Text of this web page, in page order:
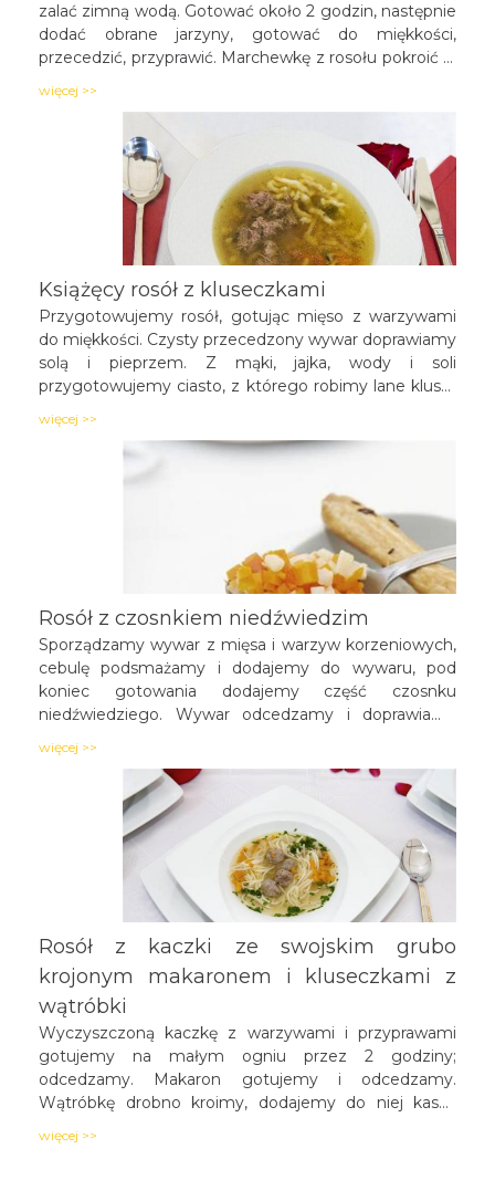
zalać zimną wodą. Gotować około 2 godzin, następnie
dodać obrane jarzyny, gotować do miękkości,
przecedzić, przyprawić. Marchewkę z rosołu pokroić w
pokrojoną zieloną pietruszką. Podawać w wygrzanej
więcej >>
Książęcy rosół z kluseczkami
Przygotowujemy rosół, gotując mięso z warzywami
do miękkości. Czysty przecedzony wywar doprawiamy
solą i pieprzem. Z mąki, jajka, wody i soli
przygotowujemy ciasto, z którego robimy lane kluski.
kosteczkę piersią z gęsi.
więcej >>
Rosół z czosnkiem niedźwiedzim
Sporządzamy wywar z mięsa i warzyw korzeniowych,
cebulę podsmażamy i dodajemy do wywaru, pod
koniec gotowania dodajemy część czosnku
niedźwiedziego. Wywar odcedzamy i doprawiamy
kostkę, warzywa w słupki. Zupę porcjujemy, podajemy
z mięsem i warzywami, posypując czosnkiem.
więcej >>
Rosół z kaczki ze swojskim grubo
krojonym makaronem i kluseczkami z
wątróbki
Wyczyszczoną kaczkę z warzywami i przyprawami
gotujemy na małym ogniu przez 2 godziny;
odcedzamy. Makaron gotujemy i odcedzamy.
Wątróbkę drobno kroimy, dodajemy do niej kaszę
przygotowanej masy formujemy małe kluseczki,
więcej >>